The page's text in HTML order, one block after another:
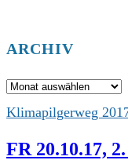
ARCHIV
Archiv
Klimapilgerweg
FR 20.10.17,